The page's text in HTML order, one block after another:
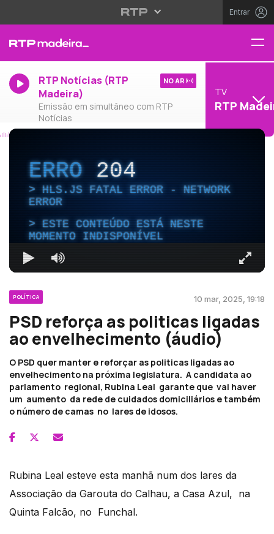
Entrar
RTP Notícias (RTP
Madeira)
Emissão em simultâneo com RTP
Notícias
NO AR
TV
RTP
ERRO204
HLS.JS FATAL ERROR - NETWORK
ERROR
ESTE CONTEÚDO ESTÁ NESTE
MOMENTO INDISPONÍVEL
POLÍTICA 10 mar, 2025, 19:18
PSD reforça as politicas ligadas
ao envelhecimento (áudio)
O PSD quer manter e reforçar as politicas ligadas ao
envelhecimento na próxima legislatura. A candidata ao
parlamento regional, Rubina Leal garante que vai haver
um aumento da rede de cuidados domiciliários e também
o número de camas no lares de idosos.
Rubina Leal esteve esta manhã num dos lares da
Associação da Garouta do Calhau, a Casa Azul, na
Quinta Falcão, no Funchal.